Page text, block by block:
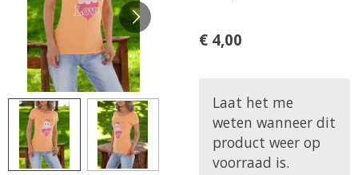
€ 4,00
Laat het me
weten wanneer dit
product weer op
voorraad is.